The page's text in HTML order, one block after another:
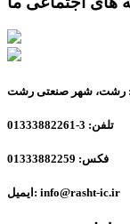
رشت، شهر صنعتی رشت
تلفن: 3-01333882261
فکس: 01333882259
ایمیل: info@rasht-ic.ir